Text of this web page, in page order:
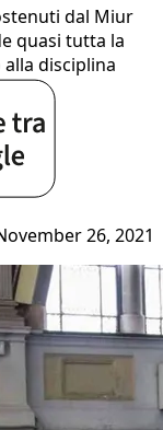
dal Miur
quasi tutta la
disciplina
26, 2021